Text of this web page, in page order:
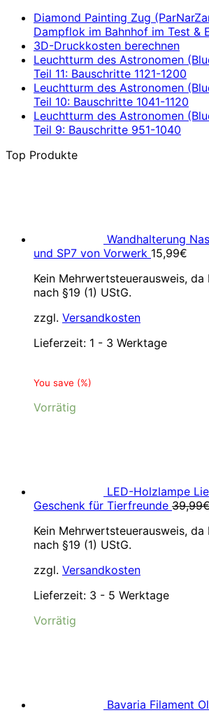
Diamond Painting Zug
Dampflok im Bahnhof im Test &
3D-Druckkosten berechnen
Leuchtturm des Astronomen
Teil 11: Bauschritte 1121-1200
Leuchtturm des Astronomen
Teil 10: Bauschritte 1041-1120
Leuchtturm des Astronomen
Teil 9: Bauschritte 951-1040
Top Produkte
Wandhalterung
und SP7 von Vorwerk 15,99€
Kein Mehrwertsteuerausweis, da
nach §19 (1) UStG.
zzgl. Versandkosten
Lieferzeit: 1 - 3 Werktage
You save (%)
Vorrätig
LED-Holzlampe
Geschenk für Tierfreunde 39,99
Kein Mehrwertsteuerausweis, da
nach §19 (1) UStG.
zzgl. Versandkosten
Lieferzeit: 3 - 5 Werktage
Vorrätig
Bavaria Filament